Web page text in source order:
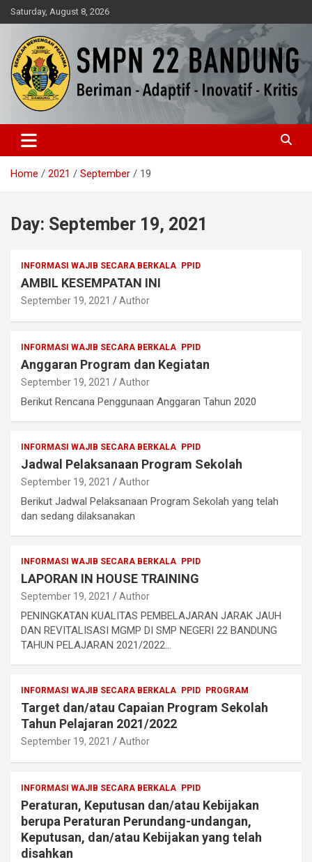
Skip
to
content
Saturday, August 8, 2026
SMPN 22 Bandung
Home 2021 September 19
Day: September 19, 2021
INFORMASI WAJIB SECARA BERKALA PPID
AMBIL KESEMPATAN INI
September 19, 2021 Author
INFORMASI WAJIB SECARA BERKALA PPID
Anggaran Program dan Kegiatan
September 19, 2021 Author
Berikut Rencana Penggunaan Anggaran Tahun 2020
INFORMASI WAJIB SECARA BERKALA PPID
Jadwal Pelaksanaan Program Sekolah
September 19, 2021 Author
Berikut Jadwal Pelaksanaan Program Sekolah yang telah
dan sedang dilaksanakan
INFORMASI WAJIB SECARA BERKALA PPID
LAPORAN IN HOUSE TRAINING
September 19, 2021 Author
PENINGKATAN KUALITAS PEMBELAJARAN JARAK JAUH
DAN REVITALISASI MGMP DI SMP NEGERI 22 BANDUNG
TAHUN PELAJARAN 2021/2022…
INFORMASI WAJIB SECARA BERKALA PPID PROGRAM
Target dan/atau Capaian Program Sekolah
Tahun Pelajaran 2021/2022
September 19, 2021 Author
INFORMASI WAJIB SECARA BERKALA PPID
Peraturan, Keputusan dan/atau Kebijakan
berupa Peraturan Perundang-undangan,
Keputusan, dan/atau Kebijakan yang telah
disahkan